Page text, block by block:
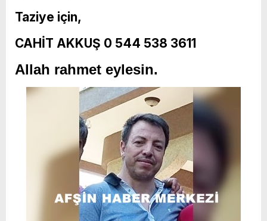
Taziye için,
CAHİT AKKUŞ 0 544 538 3611
Allah rahmet eylesin.